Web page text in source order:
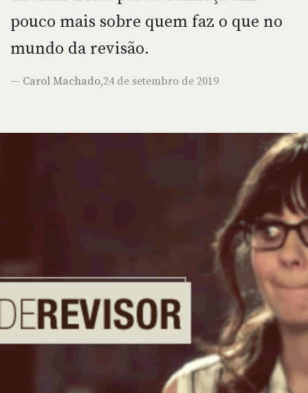
pouco mais sobre quem faz o que no
mundo da revisão.
— Carol Machado,24 de setembro de 2019